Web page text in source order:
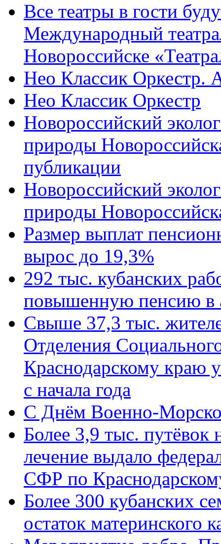
Все театры в гости
Международный
Новороссийске
Нео Классик Оркестр.
Нео Классик Оркестр
Новороссийский
природы
публикации
Новороссийский
природы
Размер выплат
вырос до 19,3%
292 тыс. кубанских
повышенную пенсию в
Свыше 37,3 тыс.
Отделения
Краснодарскому краю
с начала года
C Днём Военно-
Более 3,9 тыс. путёвок
лечение выдало
СФР по
Более 300 кубанских
остаток материнского